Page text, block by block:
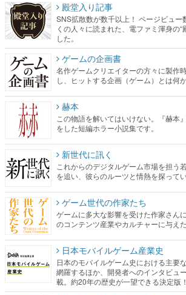
殿堂入り記事
SNS拡散数が数千以上！ ページビュー
くの人々に読まれた、電ファミ渾身の“
した。
ゲームの企画書
名作ゲームクリエイターの方々に製作
し、ヒットする企画（ゲーム）とは何
赫本
この物語を解いてはいけない。『赫本
をした短編ホラー小説集です。
新世代に訊く
これからのデジタルゲーム市場を担う
を追い、彼らのルーツと情熱を探ってい
ゲーム世代の作家たち
ゲームに多大な影響を受けた作家さん
のコンテンツ産業やカルチャーに与え
日本モバイルゲーム産業史
日本のモバイルゲーム史における主要
網羅するほか、開発者へのインタビュ
載。約20年の歴史が一望できる決定版！